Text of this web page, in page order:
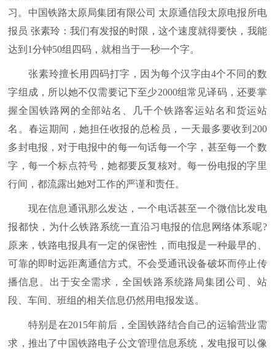
习。中国铁路太原局集团有限公司 太原通信段太原电报所电
报员 张素玲：我们有发报的时限，这个速度就得要快，我能
达到1分钟50组四码，就相当于一秒一个字。
张素玲擅长用四码打字，因为每个汉字由4个不同的数
字组成，所以她不仅需要记下至少2000组常见译码，还要掌
握全国铁路网的全部站名、几千个铁路客运站名和货运站
名。春运期间，她担任收报的总检员，一天最多要收到200
多封电报，对于电报中的每一句话每一个字，甚至每一个数
字，每一个标点符号，她都要反复核对。每一份电报的字里
行间，都流露出她对工作的严谨和责任。
现在信息通讯那么发达，一个电话甚至一个微信比发电
报都快，为什么铁路系统一直沿习电报的信息网络体系呢?
原来，铁路电报具有一定的保密性，而电报是一种最早的、
可靠的即时远距离通信方式。不会受通讯设备破坏而停止传
播信息。出于安全需求，全国铁路系统路局集团公司、站
段、车间、班组的相关信息仍然用电报发送。
特别是在2015年前后，全国铁路结合自己的运输营业需
求，推出了中国铁路电子公文管理信息系统，发电报可以像